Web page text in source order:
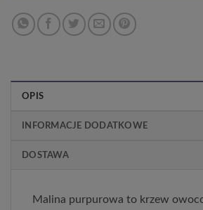
OPIS
INFORMACJE DODATKOWE
DOSTAWA
Malina purpurowa to krzew